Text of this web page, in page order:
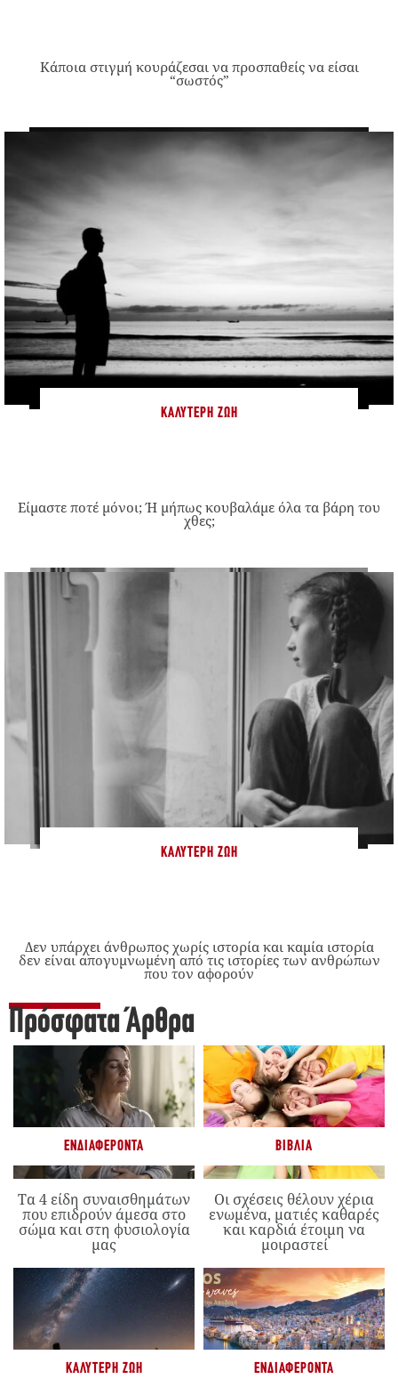
Κάποια στιγμή κουράζεσαι να προσπαθείς να είσαι
“σωστός”
ΚΑΛΎΤΕΡΗ ΖΩΉ
Είμαστε ποτέ μόνοι; Ή μήπως κουβαλάμε όλα τα βάρη του
χθες;
ΚΑΛΎΤΕΡΗ ΖΩΉ
Δεν υπάρχει άνθρωπος χωρίς ιστορία και καμία ιστορία
δεν είναι απογυμνωμένη από τις ιστορίες των ανθρώπων
που τον αφορούν
Πρόσφατα Άρθρα
ΕΝΔΙΑΦΈΡΟΝΤΑ
Τα 4 είδη συναισθημάτων
που επιδρούν άμεσα στο
σώμα και στη φυσιολογία
μας
ΒΙΒΛΊΑ
Οι σχέσεις θέλουν χέρια
ενωμένα, ματιές καθαρές
και καρδιά έτοιμη να
μοιραστεί
ΚΑΛΎΤΕΡΗ ΖΩΉ ΕΝΔΙΑΦΈΡΟΝΤΑ